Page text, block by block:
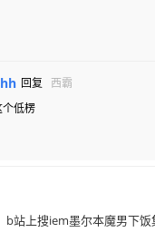
回复
西霸
低楞
b站上搜iem墨尔本魔男下